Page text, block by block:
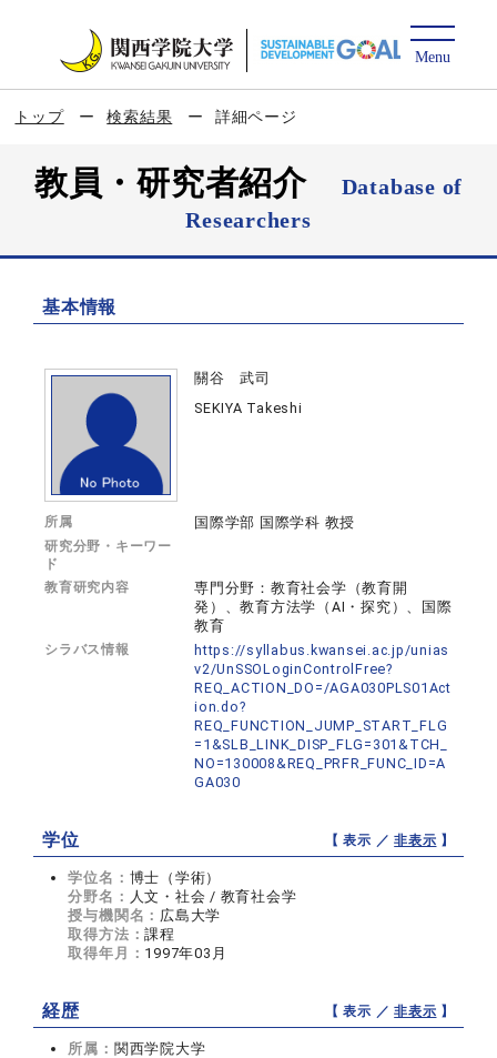
トップ 検索結果 詳細ページ
教員・研究者紹介
Database of
Researchers
基本情報
關谷 武司
SEKIYA Takeshi
所属 国際学部 国際学科 教授
研究分野・キーワー
ド
教育研究内容
専門分野：教育社会学（教育開
発）、教育方法学（AI・探究）、国際
教育
シラバス情報
https://syllabus.kwansei.ac.jp/unias
v2/UnSSOLoginControlFree?
REQ_ACTION_DO=/AGA030PLS01Act
ion.do?
REQ_FUNCTION_JUMP_START_FLG
=1&SLB_LINK_DISP_FLG=301&TCH_
NO=130008&REQ_PRFR_FUNC_ID=A
GA030
学位 【 表示 ／非表示 】
学位名： 博士（学術）
分野名： 人文・社会 / 教育社会学
授与機関名： 広島大学
取得方法：課程
取得年月： 1997年03月
経歴 【 表示 ／非表示 】
所属： 関西学院大学